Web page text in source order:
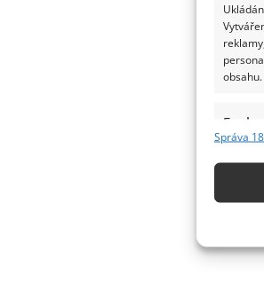
obsahu.
Funkce
Správa